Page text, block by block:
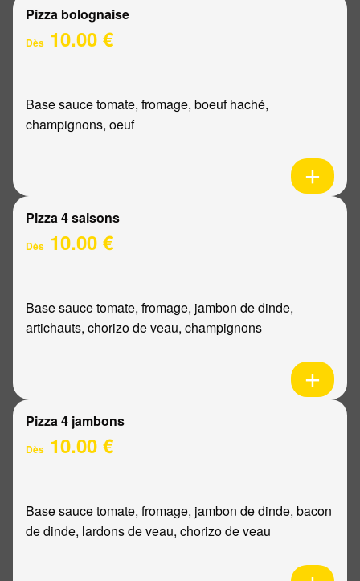
Pizza bolognaise
Dès 10.00 €
Base sauce tomate, fromage, boeuf haché,
champignons, oeuf
Pizza 4 saisons
Dès 10.00 €
Base sauce tomate, fromage, jambon de dinde,
artichauts, chorizo de veau, champignons
Pizza 4 jambons
Dès 10.00 €
Base sauce tomate, fromage, jambon de dinde, bacon
de dinde, lardons de veau, chorizo de veau